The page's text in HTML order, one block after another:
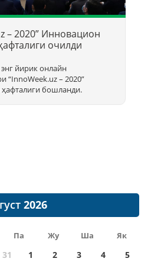
– 2020” Инновацион
очилди
йирик онлайн
“InnoWееk.uz – 2020”
бошланди.
Па Жу Ша Як
31 1 2 3 4
5